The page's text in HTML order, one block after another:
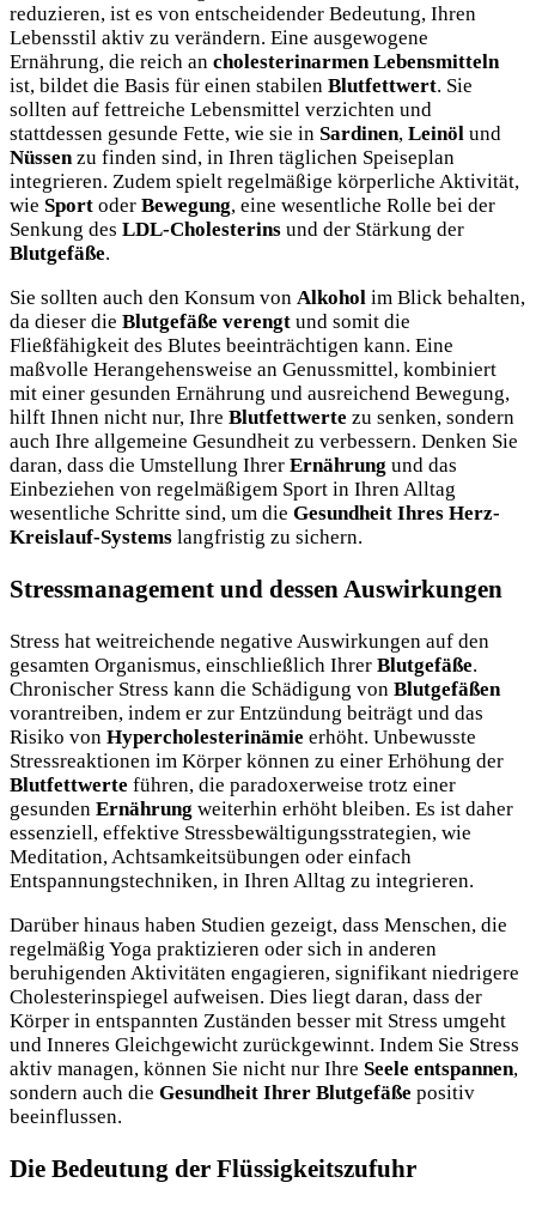
reduzieren, ist es von entscheidender Bedeutung, Ihren
Lebensstil aktiv zu verändern. Eine ausgewogene
Ernährung, die reich an cholesterinarmen Lebensmitteln
ist, bildet die Basis für einen stabilen Blutfettwert. Sie
sollten auf fettreiche Lebensmittel verzichten und
stattdessen gesunde Fette, wie sie in Sardinen, Leinöl und
Nüssenzu finden sind, in Ihren täglichen Speiseplan
integrieren. Zudem spielt regelmäßige körperliche Aktivität,
wie Sport oder Bewegung, eine wesentliche Rolle bei der
Senkung des LDL-Cholesterins und der Stärkung der
Blutgefäße.
Sie sollten auch den Konsum von Alkohol im Blick behalten,
da dieser die Blutgefäße verengt und somit die
Fließfähigkeit des Blutes beeinträchtigen kann. Eine
maßvolle Herangehensweise an Genussmittel, kombiniert
mit einer gesunden Ernährung und ausreichend Bewegung,
hilft Ihnen nicht nur, Ihre Blutfettwerte zu senken, sondern
auch Ihre allgemeine Gesundheit zu verbessern. Denken Sie
daran, dass die Umstellung Ihrer Ernährung und das
Einbeziehen von regelmäßigem Sport in Ihren Alltag
wesentliche Schritte sind, um die Gesundheit Ihres Herz-
Kreislauf-Systems langfristig zu sichern.
Stressmanagement und dessen Auswirkungen
Stress hat weitreichende negative Auswirkungen auf den
gesamten Organismus, einschließlich Ihrer Blutgefäße.
Chronischer Stress kann die Schädigung von Blutgefäßen
vorantreiben, indem er zur Entzündung beiträgt und das
Risiko von Hypercholesterinämie erhöht. Unbewusste
Stressreaktionen im Körper können zu einer Erhöhung der
Blutfettwerte führen, die paradoxerweise trotz einer
gesunden Ernährung weiterhin erhöht bleiben. Es ist daher
essenziell, effektive Stressbewältigungsstrategien, wie
Meditation, Achtsamkeitsübungen oder einfach
Entspannungstechniken, in Ihren Alltag zu integrieren.
Darüber hinaus haben Studien gezeigt, dass Menschen, die
regelmäßig Yoga praktizieren oder sich in anderen
beruhigenden Aktivitäten engagieren, signifikant niedrigere
Cholesterinspiegel aufweisen. Dies liegt daran, dass der
Körper in entspannten Zuständen besser mit Stress umgeht
und Inneres Gleichgewicht zurückgewinnt. Indem Sie Stress
aktiv managen, können Sie nicht nur Ihre Seele entspannen,
sondern auch die Gesundheit Ihrer Blutgefäße positiv
beeinflussen.
Die Bedeutung der Flüssigkeitszufuhr